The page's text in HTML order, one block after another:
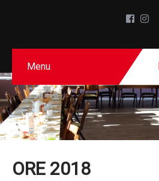
Menu
ORE 2018